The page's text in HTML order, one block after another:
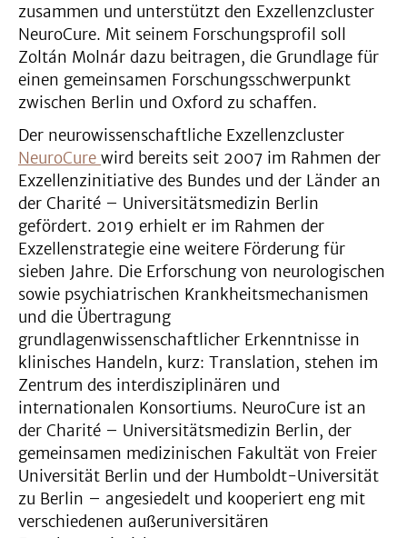
zusammen und unterstützt den Exzellenzcluster
NeuroCure. Mit seinem Forschungsprofil soll
Zoltán Molnár dazu beitragen, die Grundlage für
einen gemeinsamen Forschungsschwerpunkt
zwischen Berlin und Oxford zu schaffen.
Der neurowissenschaftliche Exzellenzcluster
NeuroCure wird bereits seit 2007 im Rahmen der
Exzellenzinitiative des Bundes und der Länder an
der Charité – Universitätsmedizin Berlin
gefördert. 2019 erhielt er im Rahmen der
Exzellenstrategie eine weitere Förderung für
sieben Jahre. Die Erforschung von neurologischen
sowie psychiatrischen Krankheitsmechanismen
und die Übertragung
grundlagenwissenschaftlicher Erkenntnisse in
klinisches Handeln, kurz: Translation, stehen im
Zentrum des interdisziplinären und
internationalen Konsortiums. NeuroCure ist an
der Charité – Universitätsmedizin Berlin, der
gemeinsamen medizinischen Fakultät von Freier
Universität Berlin und der Humboldt-Universität
zu Berlin – angesiedelt und kooperiert eng mit
verschiedenen außeruniversitären